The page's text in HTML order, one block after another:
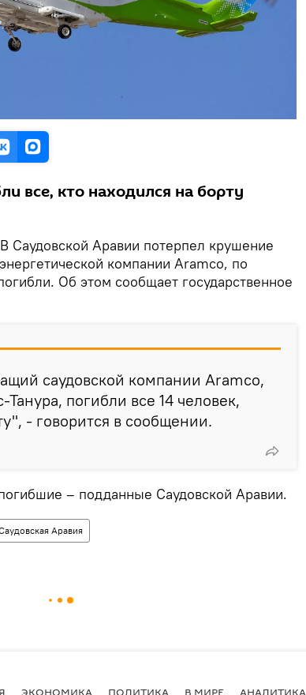
все, кто находился на борту
В Саудовской Аравии потерпел крушение
компании Aramco, по
Об этом сообщает государственное
саудовской компании Aramco,
погибли все 14 человек,
- говорится в сообщении.
– подданные Саудовской Аравии.
Аравия
ЭКОНОМИКА ПОЛИТИКА В МИРЕ АНАЛИТИКА